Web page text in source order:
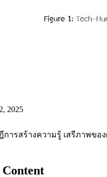
2025
ารสร้างความรู้ เสรีภาพของ